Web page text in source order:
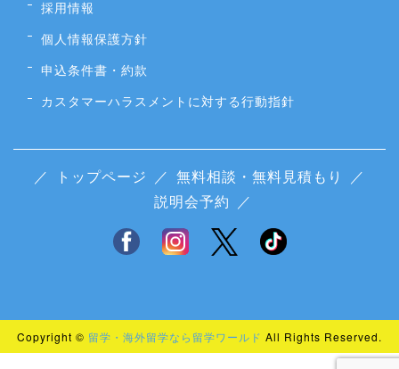
採用情報
個人情報保護方針
申込条件書・約款
カスタマーハラスメントに対する行動指針
／ トップページ ／ 無料相談・無料見積もり
／
説明会予約 ／
Copyright © 留学・海外留学なら留学ワールド All Rights Reserved.